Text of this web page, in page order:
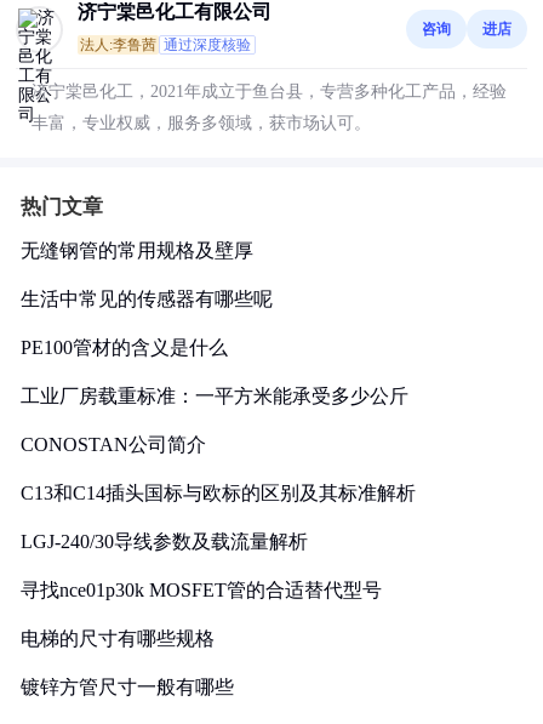
济宁棠邑化工有限公司
法人:李鲁茜 通过深度核验
咨询 进店
济宁棠邑化工，2021年成立于鱼台县，专营多种化工产品，经验
丰富，专业权威，服务多领域，获市场认可。
热门文章
无缝钢管的常用规格及壁厚
生活中常见的传感器有哪些呢
PE100管材的含义是什么
工业厂房载重标准：一平方米能承受多少公斤
CONOSTAN公司简介
C13和C14插头国标与欧标的区别及其标准解析
LGJ-240/30导线参数及载流量解析
寻找nce01p30k MOSFET管的合适替代型号
电梯的尺寸有哪些规格
镀锌方管尺寸一般有哪些